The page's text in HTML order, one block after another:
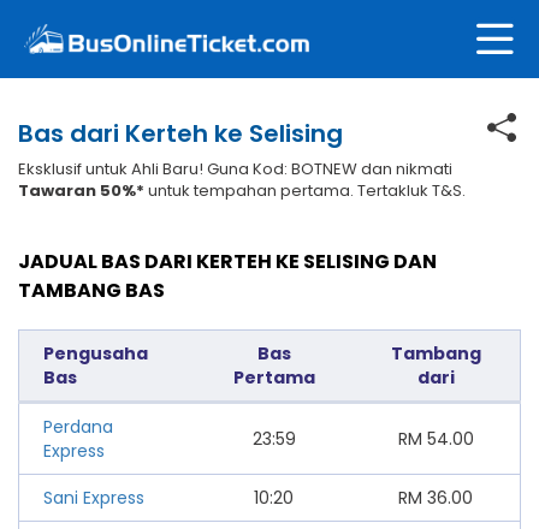
Bas dari Kerteh ke Selising
Eksklusif untuk Ahli Baru! Guna Kod: BOTNEW dan nikmati
Tawaran 50%* untuk tempahan pertama. Tertakluk T&S.
JADUAL BAS DARI KERTEH KE SELISING DAN
TAMBANG BAS
Pengusaha
Bas
Bas
Pertama
Tambang
dari
Perdana
Express
23:59 RM 54.00
Sani Express 10:20 RM 36.00